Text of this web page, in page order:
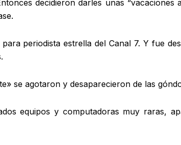
decidieron darles unas “vacaciones
periodista estrella del Canal 7. Y fue
se agotaron y desaparecieron de las
equipos y computadoras muy raras,